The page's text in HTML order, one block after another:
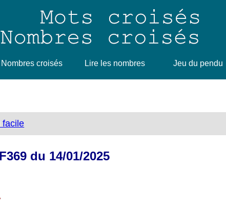
Nombres croisés Lire les nombres Jeu du pendu
facile
du 14/01/2025